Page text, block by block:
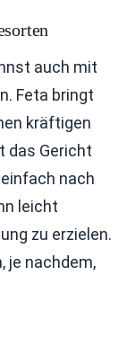
auch mit
Feta bringt
kräftigen
das Gericht
nach
leicht
zu erzielen.
je nachdem,